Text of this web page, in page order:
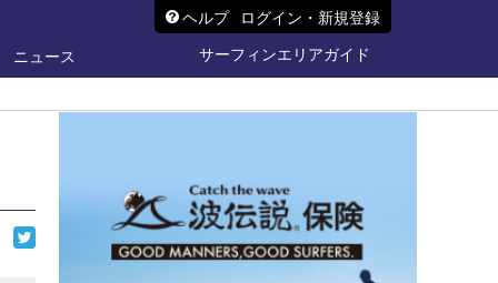
ヘルプ ログイン・新規登録
ニュース
サーフィンエリアガイド